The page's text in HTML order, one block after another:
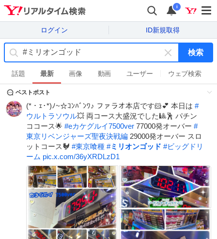
i
ログイン ID新規取得
キ
ー
ワ
ド
を
消
す
検索
話題 最新 画像 動画 ユーザー ウェブ検索
ベストポスト
(*・ｪ･*)ﾉ~☆ｺﾝﾊﾞﾝﾜ♪ ファラオ本店です🐹💕 本日は #
ウルトラソウル💥 両コース大盛況でした🎱🕺 パチン
ココース🌟 #eカケグルイ7500ver 77000発オーバー #
東京リベンジャーズ聖夜決戦編 29000発オーバー スロ
ットコース🐓 #東京喰種 #ミリオンゴッド #ビッグドリ
ーム pic.x.com/36yXRDLzD1